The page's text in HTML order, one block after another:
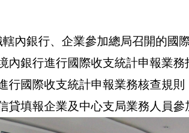
內銀行、企業參加總局召開的國
內銀行進行國際收支統計申報業務
行國際收支統計申報業務核查規
貸填報企業及中心支局業務人員參